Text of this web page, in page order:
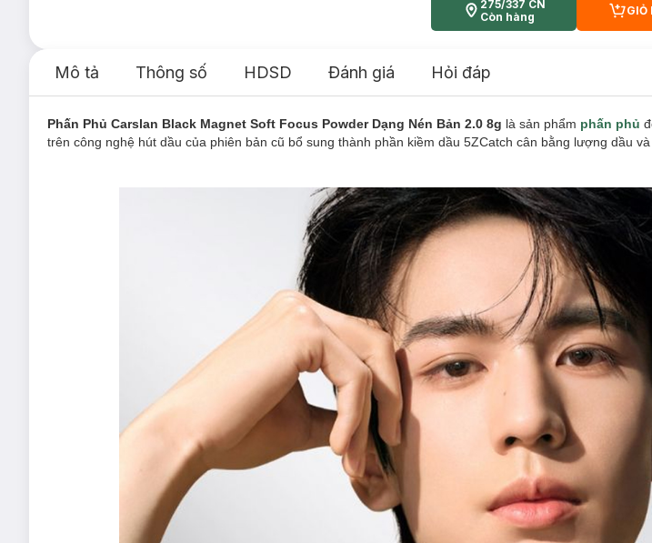
275/337 CN
Còn hàng
CART
GIỎ
Mô tả Thông số HDSD Đánh giá Hỏi đáp
Phấn Phủ Carslan Black Magnet Soft Focus Powder Dạng Nén Bản 2.0 8g là sản phẩm phấn phủ
trên công nghệ hút dầu của phiên bản cũ bổ sung thành phần kiềm dầu 5ZCatch cân bằng lượng dầu